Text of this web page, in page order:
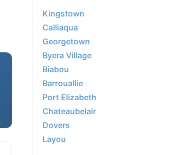
Kingstown
Calliaqua
Georgetown
Byera Village
Biabou
Barrouallie
Port Elizabeth
Chateaubelair
Dovers
Layou